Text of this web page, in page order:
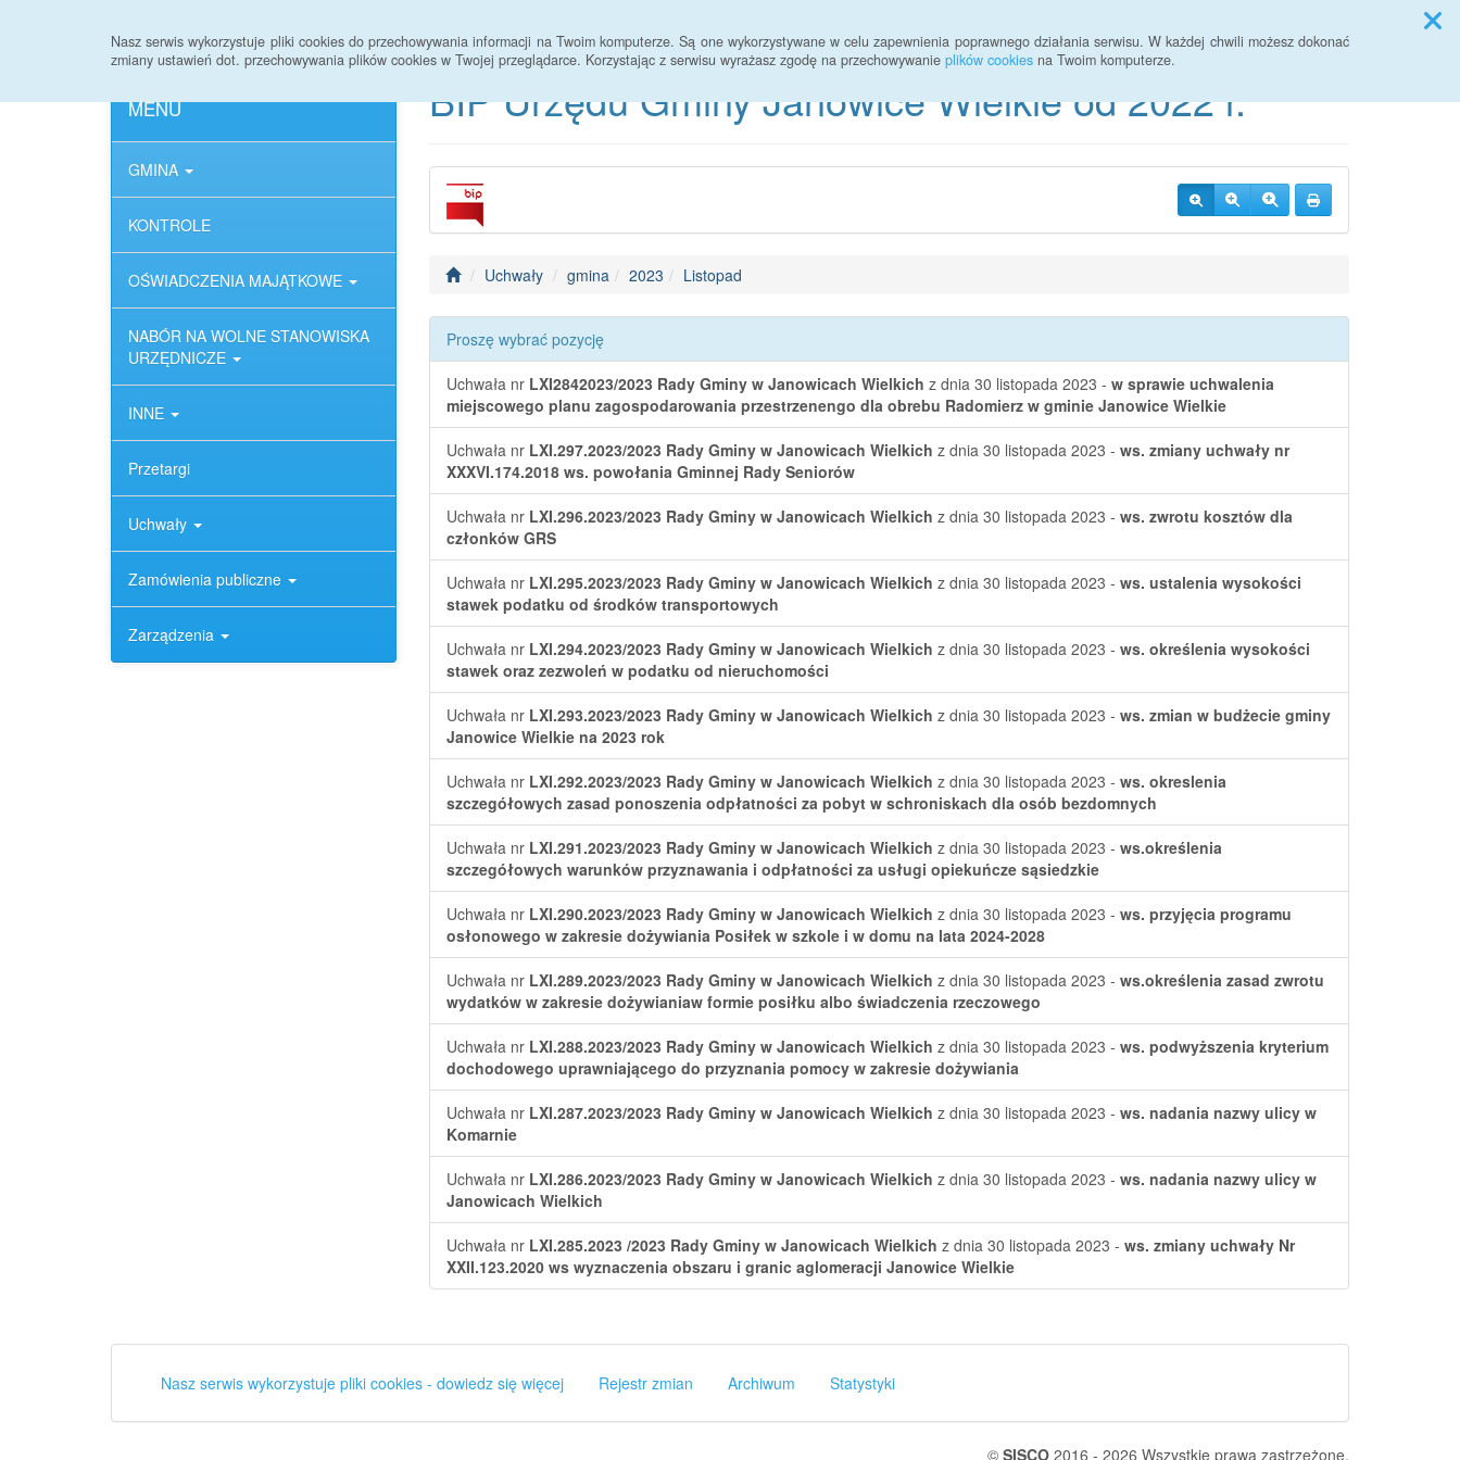
Nasz serwis wykorzystuje pliki cookies do przechowywania informacji na Twoim komputerze. Są one wykorzystywane w celu zapewnienia poprawnego działania serwisu. W każdej chwili możesz dokonać
zmiany ustawień dot. przechowywania plików cookies w Twojej przeglądarce. Korzystając z serwisu wyrażasz zgodę na przechowywanie plików cookies na Twoim komputerze.
MENU
GMINA
KONTROLE
OŚWIADCZENIA MAJĄTKOWE
NABÓR NA WOLNE STANOWISKA
URZĘDNICZE
INNE
Przetargi
Uchwały
Zamówienia publiczne
Zarządzenia
BIP Urzędu Gminy Janowice Wielkie od 2022 r.
Uchwały gmina 2023 Listopad
Proszę wybrać pozycję
Uchwała nr LXI2842023/2023 Rady Gminy w Janowicach Wielkich z dnia 30 listopada 2023 - w sprawie uchwalenia
miejscowego planu zagospodarowania przestrzenengo dla obrebu Radomierz w gminie Janowice Wielkie
Uchwała nr LXI.297.2023/2023 Rady Gminy w Janowicach Wielkich z dnia 30 listopada 2023 - ws. zmiany uchwały nr
XXXVI.174.2018 ws. powołania Gminnej Rady Seniorów
Uchwała nr LXI.296.2023/2023 Rady Gminy w Janowicach Wielkich z dnia 30 listopada 2023 - ws. zwrotu kosztów dla
członków GRS
Uchwała nr LXI.295.2023/2023 Rady Gminy w Janowicach Wielkich z dnia 30 listopada 2023 - ws. ustalenia wysokości
stawek podatku od środków transportowych
Uchwała nr LXI.294.2023/2023 Rady Gminy w Janowicach Wielkich z dnia 30 listopada 2023 - ws. określenia wysokości
stawek oraz zezwoleń w podatku od nieruchomości
Uchwała nr LXI.293.2023/2023 Rady Gminy w Janowicach Wielkich z dnia 30 listopada 2023 - ws. zmian w budżecie gminy
Janowice Wielkie na 2023 rok
Uchwała nr LXI.292.2023/2023 Rady Gminy w Janowicach Wielkich z dnia 30 listopada 2023 - ws. okreslenia
szczegółowych zasad ponoszenia odpłatności za pobyt w schroniskach dla osób bezdomnych
Uchwała nr LXI.291.2023/2023 Rady Gminy w Janowicach Wielkich z dnia 30 listopada 2023 - ws.określenia
szczegółowych warunków przyznawania i odpłatności za usługi opiekuńcze sąsiedzkie
Uchwała nr LXI.290.2023/2023 Rady Gminy w Janowicach Wielkich z dnia 30 listopada 2023 - ws. przyjęcia programu
osłonowego w zakresie dożywiania Posiłek w szkole i w domu na lata 2024-2028
Uchwała nr LXI.289.2023/2023 Rady Gminy w Janowicach Wielkich z dnia 30 listopada 2023 - ws.określenia zasad zwrotu
wydatków w zakresie dożywianiaw formie posiłku albo świadczenia rzeczowego
Uchwała nr LXI.288.2023/2023 Rady Gminy w Janowicach Wielkich z dnia 30 listopada 2023 - ws. podwyższenia kryterium
dochodowego uprawniającego do przyznania pomocy w zakresie dożywiania
Uchwała nr LXI.287.2023/2023 Rady Gminy w Janowicach Wielkich z dnia 30 listopada 2023 - ws. nadania nazwy ulicy w
Komarnie
Uchwała nr LXI.286.2023/2023 Rady Gminy w Janowicach Wielkich z dnia 30 listopada 2023 - ws. nadania nazwy ulicy w
Janowicach Wielkich
Uchwała nr LXI.285.2023 /2023 Rady Gminy w Janowicach Wielkich z dnia 30 listopada 2023 - ws. zmiany uchwały Nr
XXII.123.2020 ws wyznaczenia obszaru i granic aglomeracji Janowice Wielkie
Nasz serwis wykorzystuje pliki cookies - dowiedz się więcej Rejestr zmian Archiwum Statystyki
© SISCO 2016 - 2026 Wszystkie prawa zastrzeżone.